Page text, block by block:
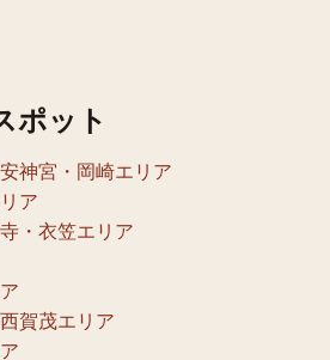
ポット
神宮・岡崎エリア
ア
・衣笠エリア
賀茂エリア